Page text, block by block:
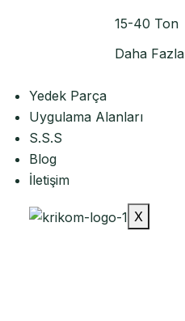
15-40 Ton
Daha Fazla
Yedek Parça
Uygulama Alanları
S.S.S
Blog
İletişim
X